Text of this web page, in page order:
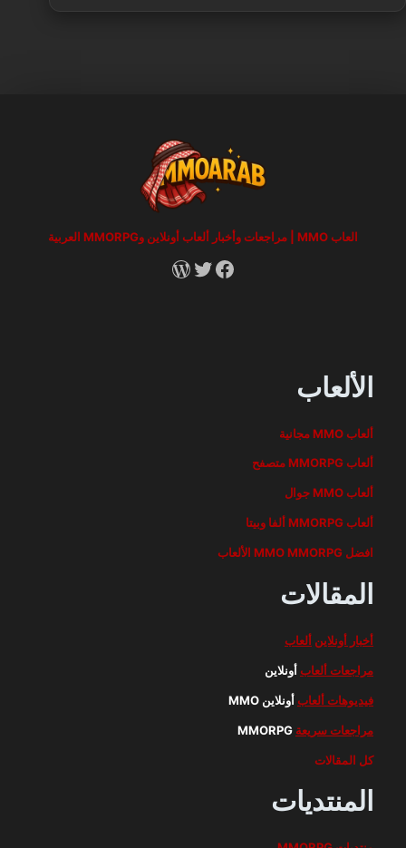
العاب MMO | مراجعات وأخبار ألعاب أونلاين وMMORPG العربية
Facebook
X
RSS
الألعاب
ألعاب MMO مجانية
ألعاب MMORPG متصفح
ألعاب MMO جوال
ألعاب MMORPG ألفا وبيتا
افضل MMO MMORPG الألعاب
المقالات
أخبار أونلاين ألعاب
مراجعات ألعاب أونلاين
فيديوهات ألعاب أونلاين MMO
مراجعات سريعة
كل المقالات
المنتديات